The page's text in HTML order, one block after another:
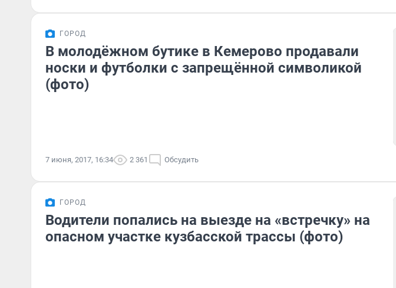
ГОРОД
В молодёжном бутике в Кемерово продавали
носки и футболки с запрещённой символикой
(фото)
7 июня, 2017, 16:34 2 361 Обсудить
ГОРОД
Водители попались на выезде на «встречку» на
опасном участке кузбасской трассы (фото)